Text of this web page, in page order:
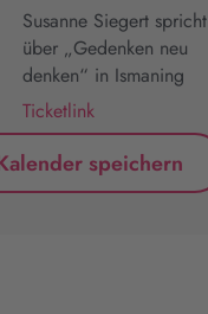
Susanne Siegert spricht
über „Gedenken neu
denken“ in Ismaning
Ticketlink
speichern